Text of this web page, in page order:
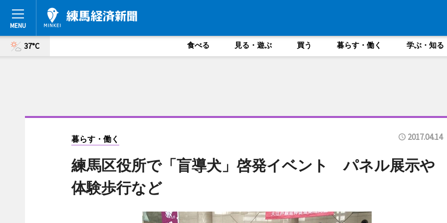
37°C 食べる 見る・遊ぶ 買う 暮らす・働く 学ぶ・知る
暮らす・働く 2017.04.14
練馬区役所で「盲導犬」啓発イベント パネル展示や
体験歩行など